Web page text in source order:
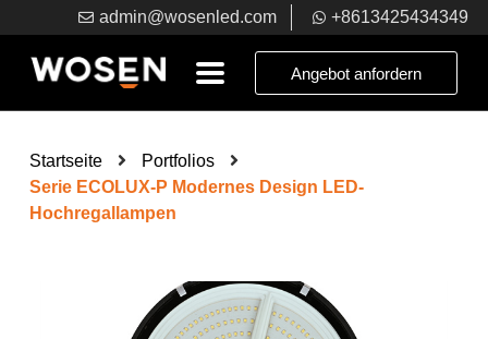
admin@wosenled.com +8613425434349
Angebot anfordern
Startseite
Portfolios
Serie ECOLUX-P Modernes Design LED-
Hochregallampen